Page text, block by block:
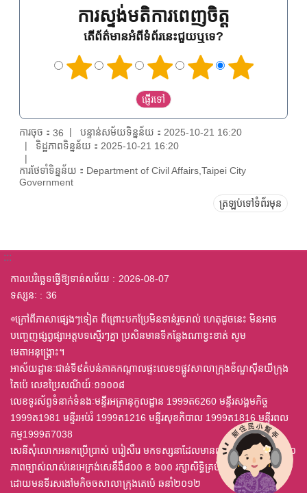
ការស្ទង់មតិការពេញចិត្ត
តើព័ត៌មានអំពីទំព័រនេះជួយឬទេ?
ការចុច： 36
បន្ទាន់សម័យទិន្នន័យ：2025-10-21 16:20
ទិដ្ឋភាពទិន្នន័យ：2025-10-21 16:20
ការថែទាំទិន្នន័យ：Department of Civil Affairs,Taipei City
Government
ត្រឡប់ទៅទំព័រមុន
:::
កាលបរិច្ឆេទធ្វើឱ្យទាន់សម័យ
2026-08-07
ទស្សនៈ
36
◎ក្រៅពីភាសាផ្សេងៗទៀត ពីព្រោះបកប្រែមិនទាន់រួចរាល់ ហេតុដូចនេះ មិនអាច
បញ្ចេញផ្សព្វផ្សាអត្តបទស្មើរៗគ្នា ប្រសិនមានទីកន្លែងណាខ្វះខាត់ សូម
មេតាអនុង្គ្រោះ។
អាស័យដ្ឋានៈជាន់ទី៩តំបន់ភាគកណ្តាលផ្ទះលេខ១ផ្លូវសាលាក្រុងខ័ណ្ឌស៊ីនយីក្រុង
តៃប៉េ លេខប្រៃសណីយ៍ៈ១១០០៨
លេខទូរស័ព្ទទំនាក់ទំនងៈមន្ទីរអត្រានុកូលដ្ឋាន 1999ត6260 មន្ទីរសង្គមកិច្ច
1999ត1981 មន្ទីរអប់រំ 1999ត1216 មន្ទីរសុខភិបាល 1999ត1816 មន្ទីរពល
កម្ម1999ត7038
សេនីសុំលោកអនកប្រើប្រាស់ បរៀសឹរេ មកទស្សនាដែលមានពុម្ព ឈុតឦលើស ៤,០
ភាពច្បាស់លាស់នេអេក្រង់សេនឹងឹ៨០០ ខ ៦០០ រក្សាសិទ្ធិគ្រប់យ៉ាង
ដោយមនទីរសងៅមកិចចសាលាក្រុងតេប៉េ ឆនាំ២០១២